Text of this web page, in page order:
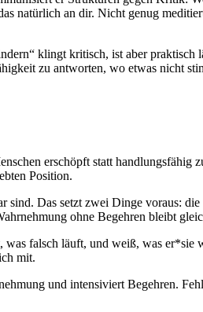
natürlich an dir. Nicht genug
klingt kritisch, ist aber praktisch
zu antworten, wo etwas nicht
erschöpft statt handlungsfähig
Position.
sind. Das setzt zwei Dinge voraus:
ohne Begehren bleibt
falsch läuft, und weiß, was er*sie
mit.
und intensiviert Begehren.